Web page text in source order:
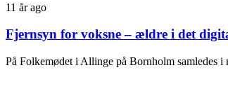
11 år ago
Fjernsyn for voksne – ældre i det
På Folkemødet i Allinge på Bornholm samledes